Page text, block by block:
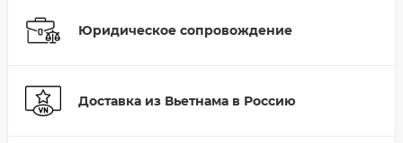
Юридическое сопровождение
Доставка из Вьетнама в Россию